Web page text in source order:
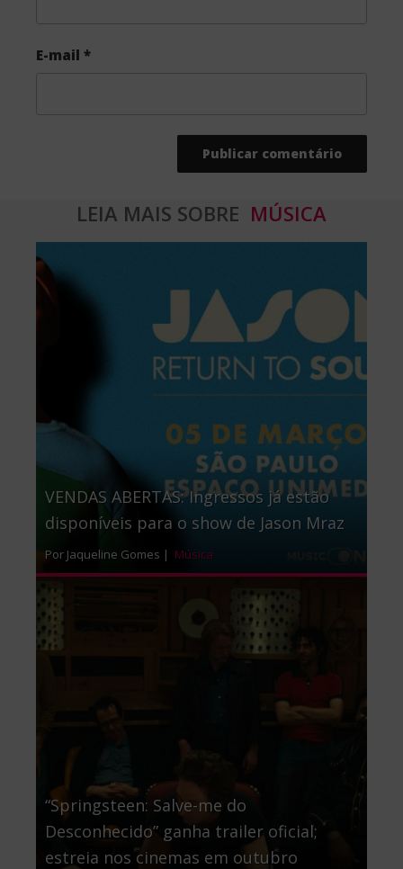
E-mail *
LEIA MAIS SOBRE MÚSICA
VENDAS ABERTAS: Ingressos já estão
disponíveis para o show de Jason Mraz
Por Jaqueline Gomes | Música
“Springsteen: Salve-me do
Desconhecido” ganha trailer oficial;
estreia nos cinemas em outubro